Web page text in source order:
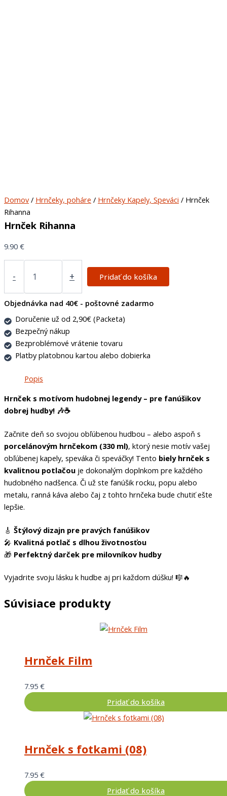
Domov/ Hrnčeky, poháre / Hrnčeky Kapely, Speváci / Hrnček
Rihanna
Hrnček Rihanna
9.90 €
- + Pridať do košíka
Objednávka nad 40€ - poštovné zadarmo
Doručenie už od 2,90€ (Packeta)
Bezpečný nákup
Bezproblémové vrátenie tovaru
Platby platobnou kartou alebo dobierka
Popis
Hrnček s motívom hudobnej legendy – pre fanúšikov
dobrej hudby! 🎶☕
Začnite deň so svojou obľúbenou hudbou – alebo aspoň s
porcelánovým hrnčekom (330 ml), ktorý nesie motív vašej
obľúbenej kapely, speváka či speváčky! Tento biely hrnček s
kvalitnou potlačou je dokonalým doplnkom pre každého
hudobného nadšenca. Či už ste fanúšik rocku, popu alebo
metalu, ranná káva alebo čaj z tohto hrnčeka bude chutiť ešte
lepšie.
🎸 Štýlový dizajn pre pravých fanúšikov
🎤 Kvalitná potlač s dlhou životnosťou
🎁 Perfektný darček pre milovníkov hudby
Vyjadrite svoju lásku k hudbe aj pri každom dúšku! 🎼🔥
Súvisiace produkty
Hrnček Film
7.95 €
Pridať do košíka
Hrnček s fotkami (08)
7.95 €
Pridať do košíka